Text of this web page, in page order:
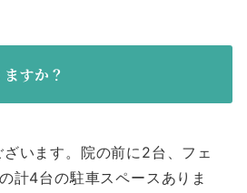
すか？
います。院の前に2台、フェ
計4台の駐車スペースありま